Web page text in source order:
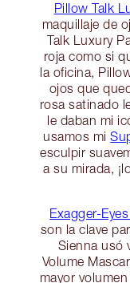
Pillow Talk
maquillaje de
Talk Luxury
roja como si
la oficina,
ojos que
rosa satinado
le daban mi
usamos mi
esculpir
a su mirada,
Exagger-
son la clave
Sienna usó
Volume
mayor